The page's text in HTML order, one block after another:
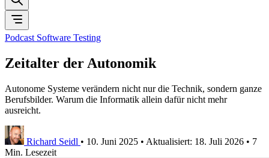
Podcast Software Testing
Zeitalter der Autonomik
Autonome Systeme verändern nicht nur die Technik, sondern ganze
Berufsbilder. Warum die Informatik allein dafür nicht mehr
ausreicht.
Richard Seidl • 10. Juni 2025 • Aktualisiert: 18. Juli 2026 • 7
Min. Lesezeit